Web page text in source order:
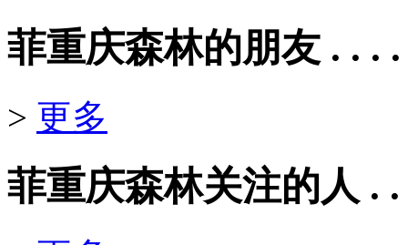
菲重庆森林的朋友 . . . .
> 更多
菲重庆森林关注的人 . .